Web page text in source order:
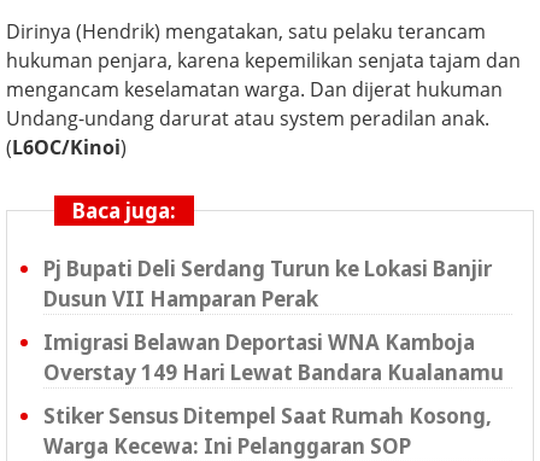
Dirinya (Hendrik) mengatakan, satu pelaku terancam
hukuman penjara, karena kepemilikan senjata tajam dan
mengancam keselamatan warga. Dan dijerat hukuman
Undang-undang darurat atau system peradilan anak.
(L6OC/Kinoi)
Baca juga:
Pj Bupati Deli Serdang Turun ke Lokasi Banjir
Dusun VII Hamparan Perak
Imigrasi Belawan Deportasi WNA Kamboja
Overstay 149 Hari Lewat Bandara Kualanamu
Stiker Sensus Ditempel Saat Rumah Kosong,
Warga Kecewa: Ini Pelanggaran SOP